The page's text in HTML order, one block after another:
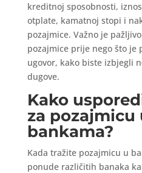
kreditnoj sposobnosti,
otplate, kamatnoj stopi i
pozajmice. Važno je
pozajmice prije nego što
ugovor, kako biste izbjegli
dugove.
Kako
za
bankama?
Kada tražite pozajmicu u
ponude različitih banaka